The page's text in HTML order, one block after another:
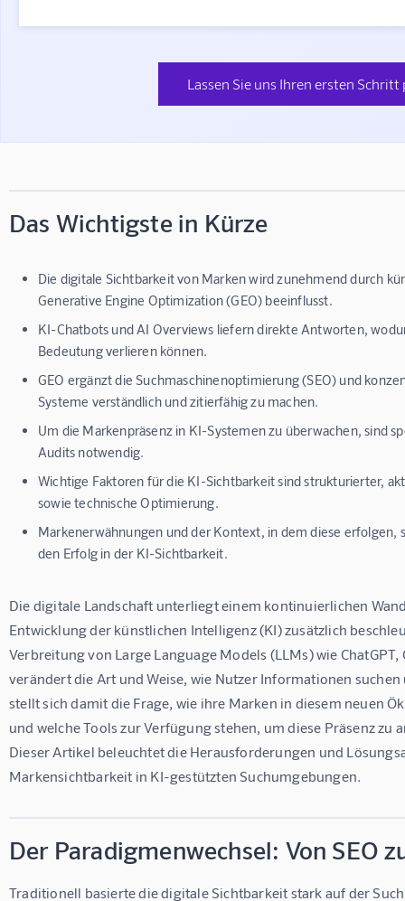
Lassen Sie uns Ihren ersten Schritt
Das Wichtigste in Kürze
Die digitale Sichtbarkeit von Marken wird zunehmend durch
Generative Engine Optimization (GEO) beeinflusst.
KI-Chatbots und AI Overviews liefern direkte Antworten,
Bedeutung verlieren können.
GEO ergänzt die Suchmaschinenoptimierung (SEO) und
Systeme verständlich und zitierfähig zu machen.
Um die Markenpräsenz in KI-Systemen zu überwachen, sind
Audits notwendig.
Wichtige Faktoren für die KI-Sichtbarkeit sind strukturierter,
sowie technische Optimierung.
Markenerwähnungen und der Kontext, in dem diese erfolgen,
den Erfolg in der KI-Sichtbarkeit.
Die digitale Landschaft unterliegt einem kontinuierlichen
Entwicklung der künstlichen Intelligenz (KI) zusätzlich
Verbreitung von Large Language Models (LLMs) wie
verändert die Art und Weise, wie Nutzer Informationen
stellt sich damit die Frage, wie ihre Marken in diesem neuen
und welche Tools zur Verfügung stehen, um diese Präsenz
Dieser Artikel beleuchtet die Herausforderungen und
Markensichtbarkeit in KI-gestützten Suchumgebungen.
Der Paradigmenwechsel: Von SEO
Traditionell basierte die digitale Sichtbarkeit stark auf der